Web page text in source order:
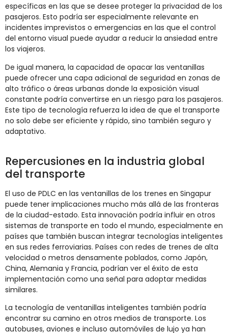
específicas en las que se desee proteger la privacidad de los
pasajeros. Esto podría ser especialmente relevante en
incidentes imprevistos o emergencias en las que el control
del entorno visual puede ayudar a reducir la ansiedad entre
los viajeros.
De igual manera, la capacidad de opacar las ventanillas
puede ofrecer una capa adicional de seguridad en zonas de
alto tráfico o áreas urbanas donde la exposición visual
constante podría convertirse en un riesgo para los pasajeros.
Este tipo de tecnología refuerza la idea de que el transporte
no solo debe ser eficiente y rápido, sino también seguro y
adaptativo.
Repercusiones en la industria global
del transporte
El uso de PDLC en las ventanillas de los trenes en Singapur
puede tener implicaciones mucho más allá de las fronteras
de la ciudad-estado. Esta innovación podría influir en otros
sistemas de transporte en todo el mundo, especialmente en
países que también buscan integrar tecnologías inteligentes
en sus redes ferroviarias. Países con redes de trenes de alta
velocidad o metros densamente poblados, como Japón,
China, Alemania y Francia, podrían ver el éxito de esta
implementación como una señal para adoptar medidas
similares.
La tecnología de ventanillas inteligentes también podría
encontrar su camino en otros medios de transporte. Los
autobuses, aviones e incluso automóviles de lujo ya han